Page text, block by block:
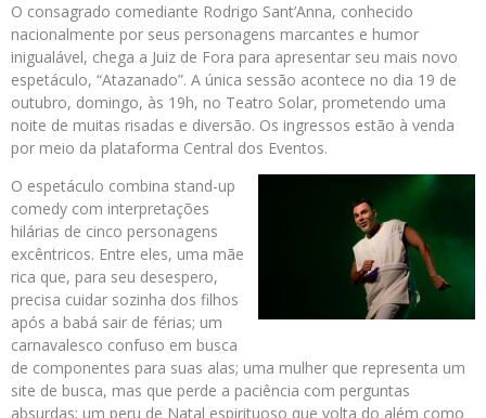
O consagrado comediante Rodrigo Sant’Anna, conhecido
nacionalmente por seus personagens marcantes e humor
inigualável, chega a Juiz de Fora para apresentar seu mais novo
espetáculo, “Atazanado”. A única sessão acontece no dia 19 de
outubro, domingo, às 19h, no Teatro Solar, prometendo uma
noite de muitas risadas e diversão. Os ingressos estão à venda
por meio da plataforma Central dos Eventos.
O espetáculo combina stand-up
comedy com interpretações
hilárias de cinco personagens
excêntricos. Entre eles, uma mãe
rica que, para seu desespero,
precisa cuidar sozinha dos filhos
após a babá sair de férias; um
carnavalesco confuso em busca
de componentes para suas alas; uma mulher que representa um
site de busca, mas que perde a paciência com perguntas
absurdas; um peru de Natal espirituoso que volta do além como